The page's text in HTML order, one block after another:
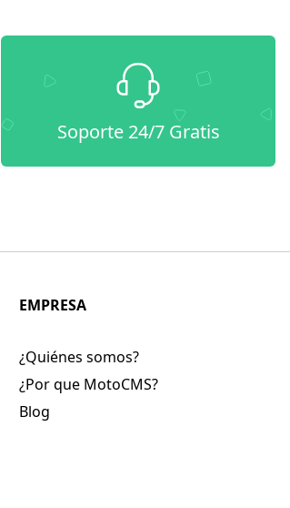
Soporte 24/7 Gratis
EMPRESA
¿Quiénes somos?
¿Por que MotoCMS?
Blog